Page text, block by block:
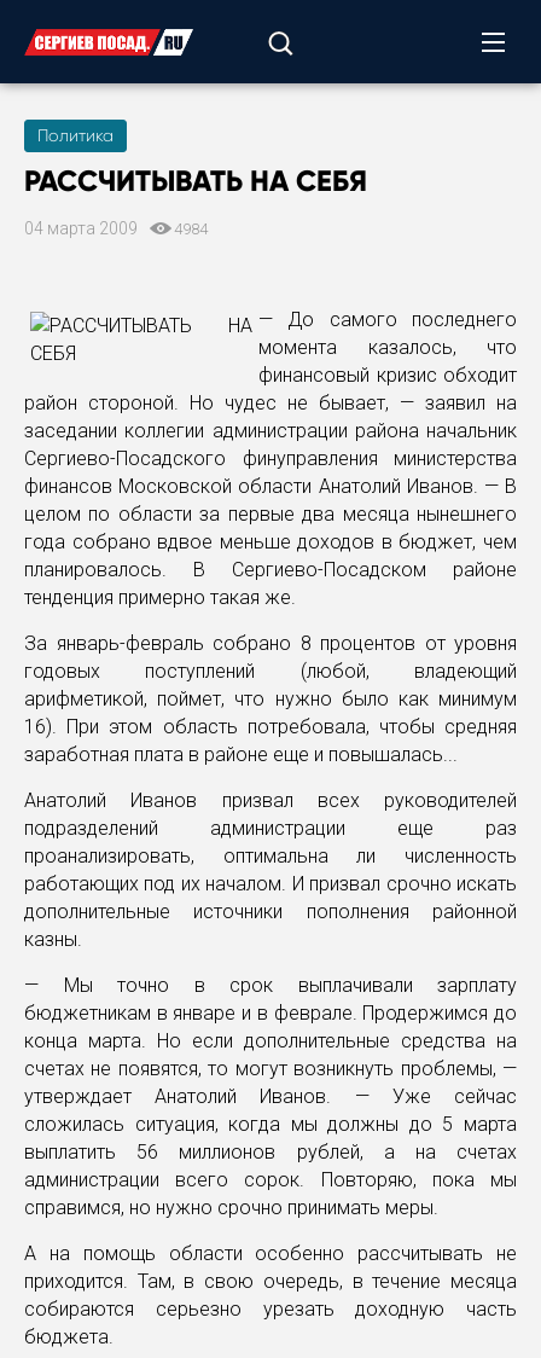
Политика
РАССЧИТЫВАТЬ НА СЕБЯ
04 марта 2009 4984
— До самого последнего
момента казалось, что
финансовый кризис обходит
район стороной. Но чудес не бывает, — заявил на
заседании коллегии администрации района начальник
Сергиево-Посадского финуправления министерства
финансов Московской области Анатолий Иванов. — В
целом по области за первые два месяца нынешнего
года собрано вдвое меньше доходов в бюджет, чем
планировалось. В Сергиево-Посадском районе
тенденция примерно такая же.
За январь-февраль собрано 8 процентов от уровня
годовых поступлений (любой, владеющий
арифметикой, поймет, что нужно было как минимум
16). При этом область потребовала, чтобы средняя
заработная плата в районе еще и повышалась...
Анатолий Иванов призвал всех руководителей
подразделений администрации еще раз
проанализировать, оптимальна ли численность
работающих под их началом. И призвал срочно искать
дополнительные источники пополнения районной
казны.
— Мы точно в срок выплачивали зарплату
бюджетникам в январе и в феврале. Продержимся до
конца марта. Но если дополнительные средства на
счетах не появятся, то могут возникнуть проблемы, —
утверждает Анатолий Иванов. — Уже сейчас
сложилась ситуация, когда мы должны до 5 марта
выплатить 56 миллионов рублей, а на счетах
администрации всего сорок. Повторяю, пока мы
справимся, но нужно срочно принимать меры.
А на помощь области особенно рассчитывать не
приходится. Там, в свою очередь, в течение месяца
собираются серьезно урезать доходную часть
бюджета.